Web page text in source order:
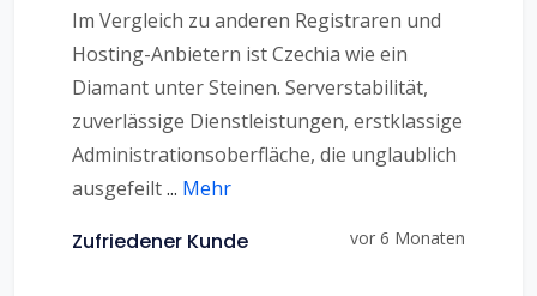
Im Vergleich zu anderen Registraren und
Hosting-Anbietern ist Czechia wie ein
Diamant unter Steinen. Serverstabilität,
zuverlässige Dienstleistungen, erstklassige
Administrationsoberfläche, die unglaublich
ausgefeilt... Mehr
Zufriedener Kunde vor 6 Monaten